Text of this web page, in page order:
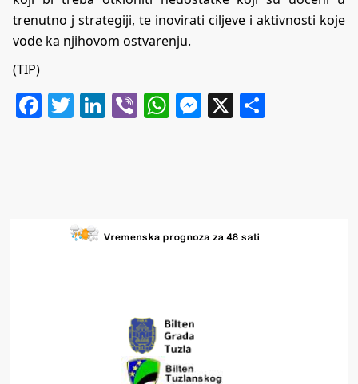
trenutno j strategiji, te inovirati ciljeve i aktivnosti koje
vode ka njihovom ostvarenju.
(TIP)
Facebook
Twitter
LinkedIn
ViberWhatsApp
Messenger
X